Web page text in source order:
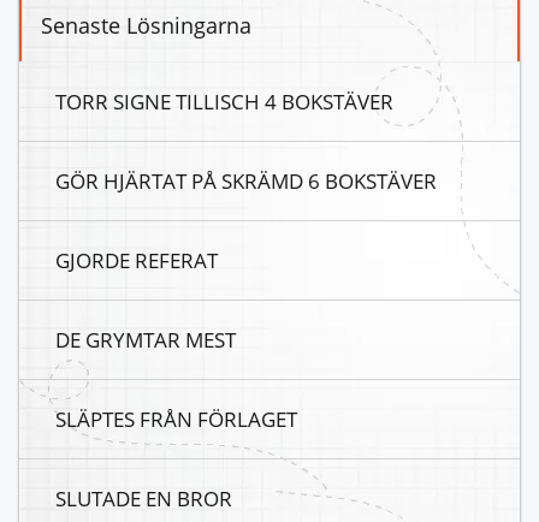
Senaste Lösningarna
TORR SIGNE TILLISCH 4 BOKSTÄVER
GÖR HJÄRTAT PÅ SKRÄMD 6 BOKSTÄVER
GJORDE REFERAT
DE GRYMTAR MEST
SLÄPTES FRÅN FÖRLAGET
SLUTADE EN BROR